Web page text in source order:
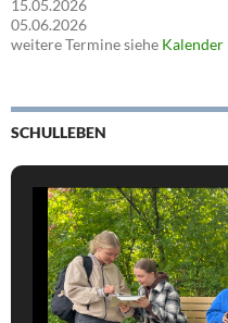
15.05.2026
05.06.2026
weitere Termine siehe Kalender
SCHULLEBEN